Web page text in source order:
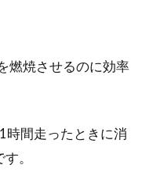
乗ってみたいけど、そもそ
るのかわからないし、どうや
燃焼させるのに効率
間走ったときに消
。